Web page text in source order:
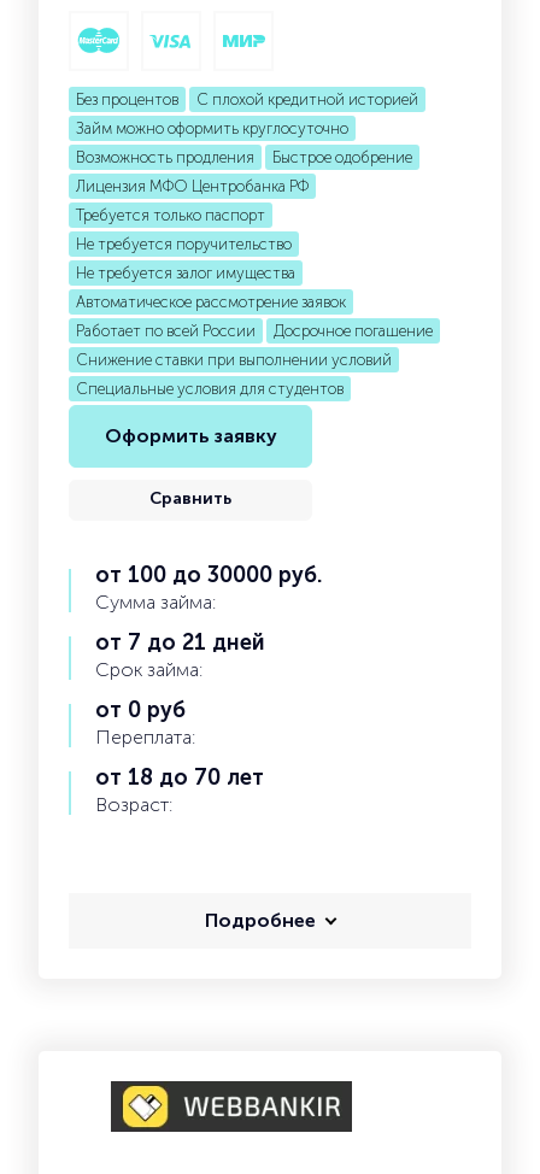
Без процентов
С плохой кредитной историей
Займ можно оформить круглосуточно
Возможность продления
Быстрое одобрение
Лицензия МФО Центробанка РФ
Требуется только паспорт
Не требуется поручительство
Не требуется залог имущества
Автоматическое рассмотрение заявок
Работает по всей России
Досрочное погашение
Снижение ставки при выполнении условий
Специальные условия для студентов
Оформить заявку
Сравнить
от 100 до 30000 руб.
Сумма займа:
от 7 до 21 дней
Срок займа:
от 0 руб
Переплата:
от 18 до 70 лет
Возраст:
Подробнее